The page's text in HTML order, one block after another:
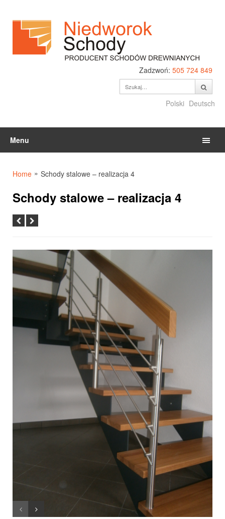
Zadzwoń: 505 724 849
Polski Deutsch
Menu
Home » Schody stalowe – realizacja 4
Schody stalowe – realizacja 4